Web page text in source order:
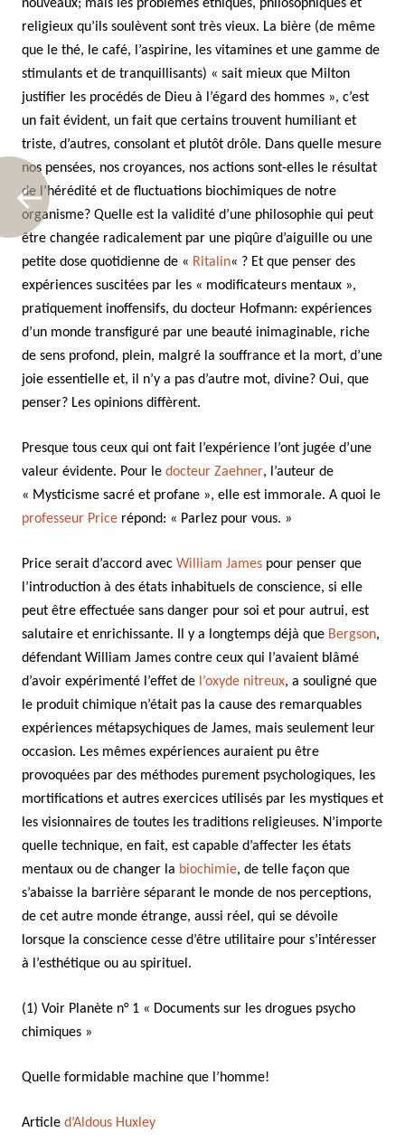
nouveaux; mais les problèmes éthiques, philosophiques et
religieux qu’ils soulèvent sont très vieux. La bière (de même
que le thé, le café, l’aspirine, les vitamines et une gamme de
stimulants et de tranquillisants) « sait mieux que Milton
justifier les procédés de Dieu à l’égard des hommes », c’est
un fait évident, un fait que certains trouvent humiliant et
triste, d’autres, consolant et plutôt drôle. Dans quelle mesure
nos pensées, nos croyances, nos actions sont-elles le résultat
de l’hérédité et de fluctuations biochimiques de notre
organisme? Quelle est la validité d’une philosophie qui peut
être changée radicalement par une piqûre d’aiguille ou une
petite dose quotidienne de « Ritalin« ? Et que penser des
expériences suscitées par les « modificateurs mentaux »,
pratiquement inoffensifs, du docteur Hofmann: expériences
d’un monde transfiguré par une beauté inimaginable, riche
de sens profond, plein, malgré la souffrance et la mort, d’une
joie essentielle et, il n’y a pas d’autre mot, divine? Oui, que
penser? Les opinions diffèrent.
Presque tous ceux qui ont fait l’expérience l’ont jugée d’une
valeur évidente. Pour le docteur Zaehner, l’auteur de
« Mysticisme sacré et profane », elle est immorale. A quoi le
professeur Price répond: « Parlez pour vous. »
Price serait d’accord avec William James pour penser que
l’introduction à des états inhabituels de conscience, si elle
peut être effectuée sans danger pour soi et pour autrui, est
salutaire et enrichissante. Il y a longtemps déjà que Bergson,
défendant William James contre ceux qui l’avaient blâmé
d’avoir expérimenté l’effet de l’oxyde nitreux, a souligné que
le produit chimique n’était pas la cause des remarquables
expériences métapsychiques de James, mais seulement leur
occasion. Les mêmes expériences auraient pu être
provoquées par des méthodes purement psychologiques, les
mortifications et autres exercices utilisés par les mystiques et
les visionnaires de toutes les traditions religieuses. N’importe
quelle technique, en fait, est capable d’affecter les états
mentaux ou de changer la biochimie, de telle façon que
s’abaisse la barrière séparant le monde de nos perceptions,
de cet autre monde étrange, aussi réel, qui se dévoile
lorsque la conscience cesse d’être utilitaire pour s’intéresser
à l’esthétique ou au spirituel.
(1) Voir Planète n° 1 « Documents sur les drogues psycho
chimiques »
Quelle formidable machine que l’homme!
Article d’Aldous Huxley